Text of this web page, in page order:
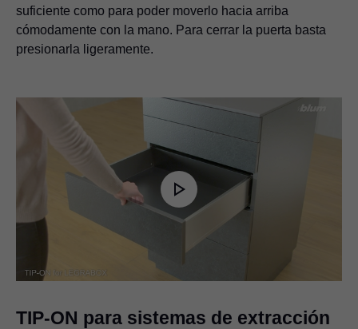
suficiente como para poder moverlo hacia arriba
cómodamente con la mano. Para cerrar la puerta basta
presionarla ligeramente.
Play
Video
TIP-ON para sistemas de extracción